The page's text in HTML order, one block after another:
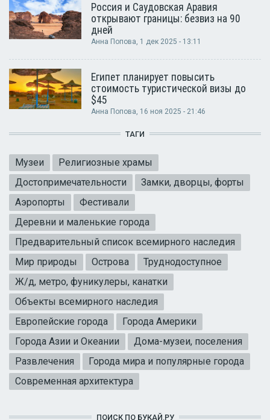
Россия и Саудовская Аравия
открывают границы: безвиз на 90
дней
Анна Попова, 1 дек 2025 - 13:11
Египет планирует повысить
стоимость туристической визы до
$45
Анна Попова, 16 ноя 2025 - 21:46
ТАГИ
Музеи
Религиозные храмы
Достопримечательности
Замки, дворцы, форты
Аэропорты
Фестивали
Деревни и маленькие города
Предварительный список всемирного наследия
Мир природы
Острова
Труднодоступное
Ж/д, метро, фуникулеры, канатки
Объекты всемирного наследия
Европейские города
Города Америки
Города Азии и Океании
Дома-музеи, поселения
Развлечения
Города мира и популярные города
Современная архитектура
ПОИСК ПО БУКАЙ.РУ